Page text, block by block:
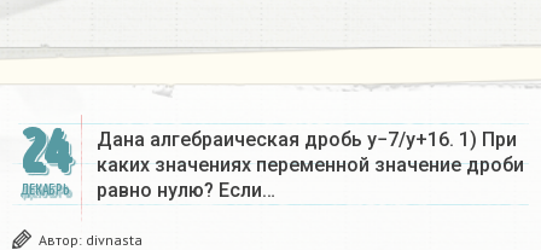
24
ДЕКАБРЬ
Дана алгебраическая дробь y−7/y+16. 1) При
каких значениях переменной значение дроби
равно нулю? Если…
Автор: divnasta